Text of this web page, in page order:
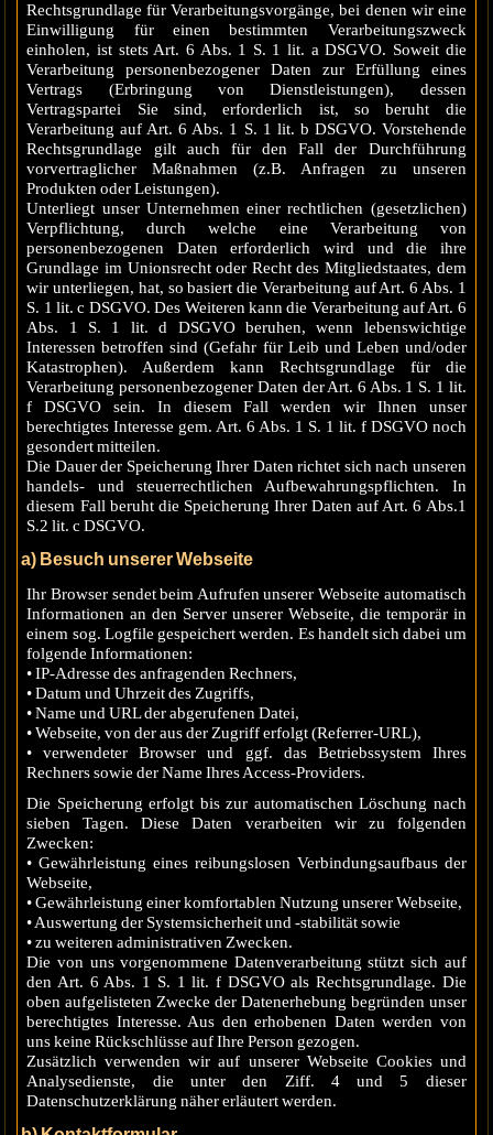
Rechtsgrundlage für Verarbeitungsvorgänge, bei denen wir eine
Einwilligung für einen bestimmten Verarbeitungszweck
einholen, ist stets Art. 6 Abs. 1 S. 1 lit. a DSGVO. Soweit die
Verarbeitung personenbezogener Daten zur Erfüllung eines
Vertrags (Erbringung von Dienstleistungen), dessen
Vertragspartei Sie sind, erforderlich ist, so beruht die
Verarbeitung auf Art. 6 Abs. 1 S. 1 lit. b DSGVO. Vorstehende
Rechtsgrundlage gilt auch für den Fall der Durchführung
vorvertraglicher Maßnahmen (z.B. Anfragen zu unseren
Produkten oder Leistungen).
Unterliegt unser Unternehmen einer rechtlichen (gesetzlichen)
Verpflichtung, durch welche eine Verarbeitung von
personenbezogenen Daten erforderlich wird und die ihre
Grundlage im Unionsrecht oder Recht des Mitgliedstaates, dem
wir unterliegen, hat, so basiert die Verarbeitung auf Art. 6 Abs. 1
S. 1 lit. c DSGVO. Des Weiteren kann die Verarbeitung auf Art. 6
Abs. 1 S. 1 lit. d DSGVO beruhen, wenn lebenswichtige
Interessen betroffen sind (Gefahr für Leib und Leben und/oder
Katastrophen). Außerdem kann Rechtsgrundlage für die
Verarbeitung personenbezogener Daten der Art. 6 Abs. 1 S. 1 lit.
f DSGVO sein. In diesem Fall werden wir Ihnen unser
berechtigtes Interesse gem. Art. 6 Abs. 1 S. 1 lit. f DSGVO noch
gesondert mitteilen.
Die Dauer der Speicherung Ihrer Daten richtet sich nach unseren
handels- und steuerrechtlichen Aufbewahrungspflichten. In
diesem Fall beruht die Speicherung Ihrer Daten auf Art. 6 Abs.1
S.2 lit. c DSGVO.
a) Besuch unserer Webseite
Ihr Browser sendet beim Aufrufen unserer Webseite automatisch
Informationen an den Server unserer Webseite, die temporär in
einem sog. Logfile gespeichert werden. Es handelt sich dabei um
folgende Informationen:
• IP-Adresse des anfragenden Rechners,
• Datum und Uhrzeit des Zugriffs,
• Name und URL der abgerufenen Datei,
• Webseite, von der aus der Zugriff erfolgt (Referrer-URL),
• verwendeter Browser und ggf. das Betriebssystem Ihres
Rechners sowie der Name Ihres Access-Providers.
Die Speicherung erfolgt bis zur automatischen Löschung nach
sieben Tagen. Diese Daten verarbeiten wir zu folgenden
Zwecken:
• Gewährleistung eines reibungslosen Verbindungsaufbaus der
Webseite,
• Gewährleistung einer komfortablen Nutzung unserer Webseite,
• Auswertung der Systemsicherheit und -stabilität sowie
• zu weiteren administrativen Zwecken.
Die von uns vorgenommene Datenverarbeitung stützt sich auf
den Art. 6 Abs. 1 S. 1 lit. f DSGVO als Rechtsgrundlage. Die
oben aufgelisteten Zwecke der Datenerhebung begründen unser
berechtigtes Interesse. Aus den erhobenen Daten werden von
uns keine Rückschlüsse auf Ihre Person gezogen.
Zusätzlich verwenden wir auf unserer Webseite Cookies und
Analysedienste, die unter den Ziff. 4 und 5 dieser
Datenschutzerklärung näher erläutert werden.